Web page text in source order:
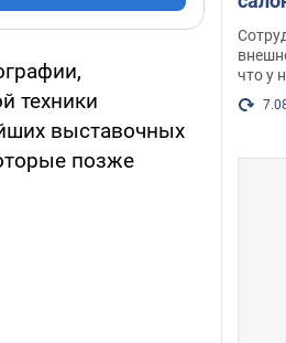
техники
выставочных
позже
Фото
что у